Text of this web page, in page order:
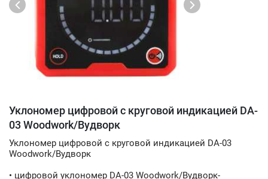
Уклономер цифровой с круговой индикацией DA-
03 Woodwork/Вудворк
Уклономер цифровой с круговой индикацией DA-03
Woodwork/Вудворк
• цифровой уклономер DA-03 Woodwork/Вудворк-